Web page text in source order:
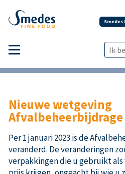
Nieuwe wetgeving
Per 1 januari 2023 is de
veranderd. De veranderingen
verpakkingen die u gebruikt